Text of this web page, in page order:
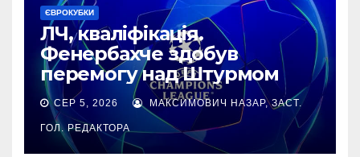
ЄВРОКУБКИ
ЛЧ, кваліфікація.
Фенербахче здобув
перемогу над Штурмом
СЕР 5, 2026 МАКСИМОВИЧ НАЗАР, ЗАСТ.
ГОЛ. РЕДАКТОРА